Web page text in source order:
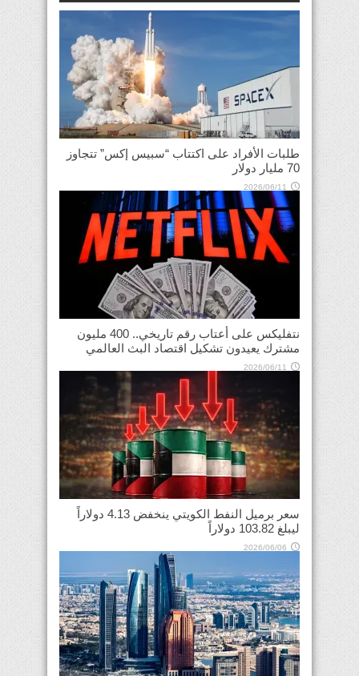
طلبات الأفراد على اكتتاب “سبيس إكس” تتجاوز
70 مليار دولار
2026/06/11
نتفليكس على أعتاب رقم تاريخي.. 400 مليون
مشترك يعيدون تشكيل اقتصاد البث العالمي
2026/06/11
سعر برميل النفط الكويتي ينخفض 4.13 دولاراً
ليبلغ 103.82 دولاراً
2026/06/06